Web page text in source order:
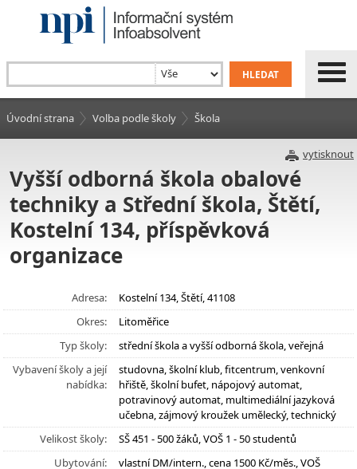
Úvodní strana Volba podle školy Škola
vytisknout
Vyšší odborná škola obalové
techniky a Střední škola, Štětí,
Kostelní 134, příspěvková
organizace
Adresa:
Kostelní 134, Štětí, 41108
Okres:
Litoměřice
Typ školy:
střední škola a vyšší odborná škola, veřejná
Vybavení školy a její
nabídka:
studovna, školní klub, fitcentrum, venkovní
hřiště, školní bufet, nápojový automat,
potravinový automat, multimediální jazyková
učebna, zájmový kroužek umělecký, technický
Velikost školy:
SŠ 451 - 500 žáků, VOŠ 1 - 50 studentů
Ubytování:
vlastní DM/intern., cena 1500 Kč/měs., VOŠ